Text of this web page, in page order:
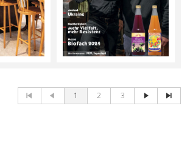
1 2 3